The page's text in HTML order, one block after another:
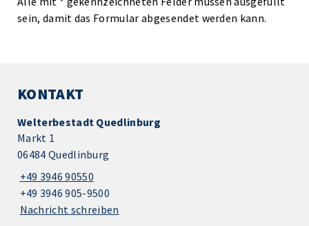
sein, damit das Formular abgesendet werden kann.
KONTAKT
Welterbestadt Quedlinburg
Markt 1
06484 Quedlinburg
+49 3946 90550
+49 3946 905-9500
Nachricht schreiben